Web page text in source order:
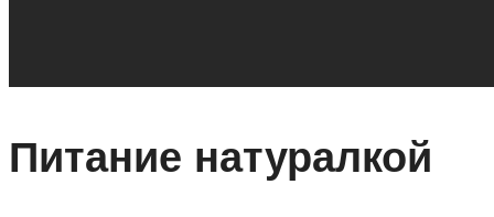
Питание натуралкой